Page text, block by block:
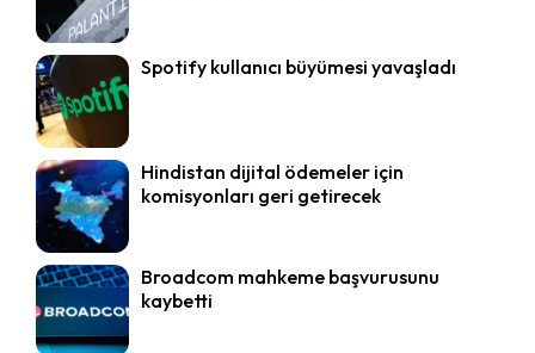
Spotify kullanıcı büyümesi yavaşladı
Hindistan dijital ödemeler için
komisyonları geri getirecek
Broadcom mahkeme başvurusunu
kaybetti